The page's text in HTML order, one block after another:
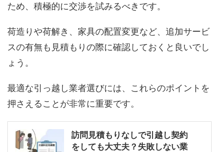
ため、積極的に交渉を試みるべきです。
荷造りや荷解き、家具の配置変更など、追加サービ
スの有無も見積もりの際に確認しておくと良いでし
ょう。
最適な引っ越し業者選びには、これらのポイントを
押さえることが非常に重要です。
訪問見積もりなしで引越し契約
をしても大丈夫？失敗しない業